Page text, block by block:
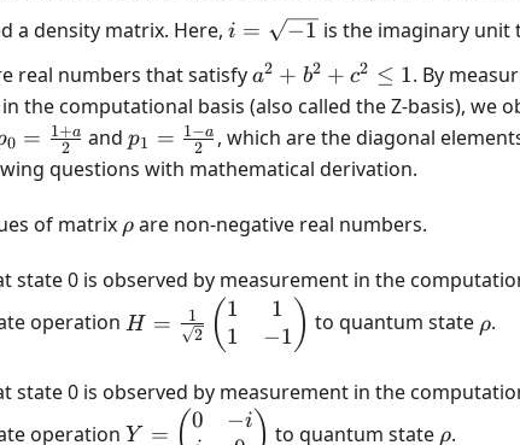
2
a density matrix. Here,
i =
\sqrt{-1}
i = −1 is the imaginary unit
real numbers that satisfya^2
+
b^2
c^2
\leq
1
a2 + b2 + c2 ≤ 1. By
in the computational basis (also called the Z-basis), we
=
0 = 2
1+a andp_1 =
\frac{1
p1 = 2
1−a , which are the diagonal
questions with mathematical derivation.
of matrix \rho
ρ are non-negative real numbers.
state 0 is observed by measurement in the
operation
H = \frac{1}
{\sqrt{2}}
1 & 1 \\ 1 & -1
\end{pmatrix}
H = 2
1 ( 1
1
1
−1 ) to quantum state ρ.
state 0 is observed by measurement in the
operation
Y =
Y =
0 −i to quantum state ρ.